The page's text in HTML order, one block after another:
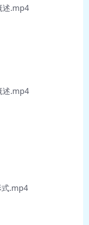
述.mp4
述.mp4
式.mp4